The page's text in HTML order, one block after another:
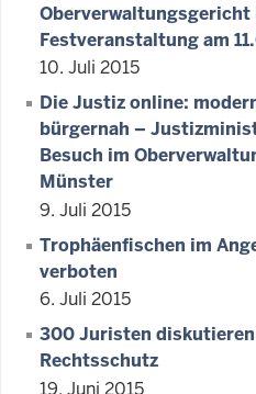
Oberverwaltungsgericht
Festveranstaltung am
10. Juli 2015
Die Justiz online:
bürgernah –
Besuch im
Münster
9. Juli 2015
Trophäenfischen im
verboten
6. Juli 2015
300 Juristen
Rechtsschutz
19. Juni 2015